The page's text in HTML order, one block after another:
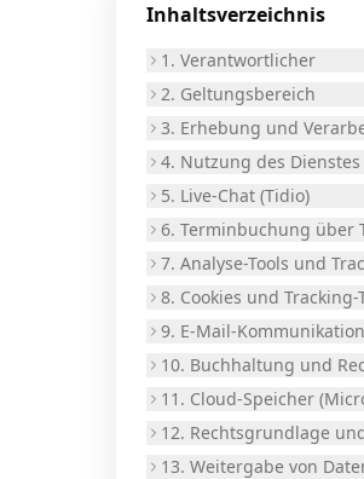
Inhaltsverzeichnis
1. Verantwortlicher
2. Geltungsbereich
3. Erhebung und
4. Nutzung des Dienstes
5. Live-Chat (Tidio)
6. Terminbuchung über
7. Analyse-Tools und
8. Cookies und Tracking-
9. E-Mail-Kommunikation
10. Buchhaltung und
11. Cloud-Speicher
12. Rechtsgrundlage
13. Weitergabe von